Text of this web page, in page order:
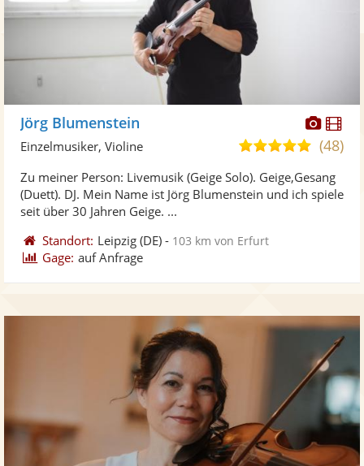
Fotos
Jörg Blumenstein
5,0
5
Sternen
(48)
Einzelmusiker, Violine
Zu meiner Person: Livemusik (Geige Solo). Geige,Gesang
(Duett). DJ. Mein Name ist Jörg Blumenstein und ich spiele
seit über 30 Jahren Geige. ...
Standort: Leipzig (DE) - 103 km von Erfurt
Gage: auf Anfrage